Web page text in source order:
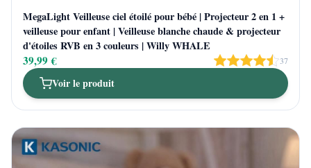
MegaLight Veilleuse ciel étoilé pour bébé | Projecteur 2 en 1 +
veilleuse pour enfant | Veilleuse blanche chaude & projecteur
d'étoiles RVB en 3 couleurs | Willy WHALE
39,99 € 37
Voir le produit